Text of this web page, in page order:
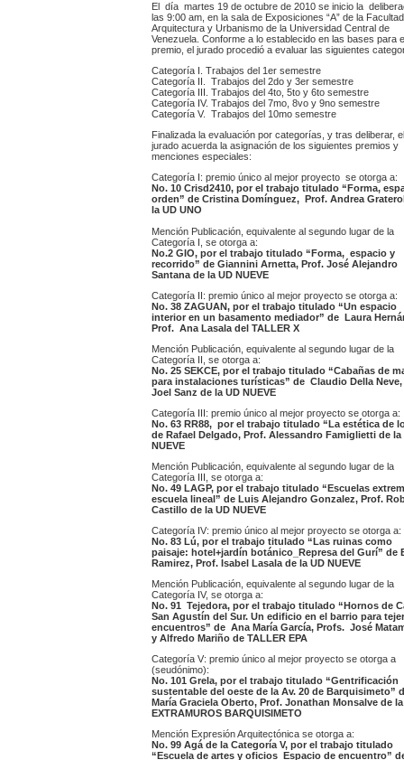
El día martes 19 de octubre de 2010 se inicio la
las 9:00 am, en la sala de Exposiciones “A” de la
Arquitectura y Urbanismo de la Universidad Central de
Venezuela. Conforme a lo establecido en las bases para
premio, el jurado procedió a evaluar las siguientes
Categoría I. Trabajos del 1er semestre
Categoría II. Trabajos del 2do y 3er semestre
Categoría III. Trabajos del 4to, 5to y 6to semestre
Categoría IV. Trabajos del 7mo, 8vo y 9no semestre
Categoría V. Trabajos del 10mo semestre
Finalizada la evaluación por categorías, y tras deliberar, el
jurado acuerda la asignación de los siguientes premios y
menciones especiales:
Categoría I: premio único al mejor proyecto se otorga a:
No. 10 Crisd2410, por el trabajo titulado “Forma,
orden” de Cristina Domínguez, Prof. Andrea
la UD UNO
Mención Publicación, equivalente al segundo lugar de la
Categoría I, se otorga a:
No.2 GIO, por el trabajo titulado “Forma, espacio y
recorrido” de Giannini Arnetta, Prof. José Alejandro
Santana de la UD NUEVE
Categoría II: premio único al mejor proyecto se otorga a:
No. 38 ZAGUAN, por el trabajo titulado “Un espacio
interior en un basamento mediador” de Laura
Prof. Ana Lasala del TALLER X
Mención Publicación, equivalente al segundo lugar de la
Categoría II, se otorga a:
No. 25 SEKCE, por el trabajo titulado “Cabañas de
para instalaciones turísticas” de Claudio Della Neve,
Joel Sanz de la UD NUEVE
Categoría III: premio único al mejor proyecto se otorga a:
No. 63 RR88, por el trabajo titulado “La estética de
de Rafael Delgado, Prof. Alessandro Famiglietti de la
NUEVE
Mención Publicación, equivalente al segundo lugar de la
Categoría III, se otorga a:
No. 49 LAGP, por el trabajo titulado “Escuelas
escuela lineal” de Luis Alejandro Gonzalez, Prof.
Castillo de la UD NUEVE
Categoría IV: premio único al mejor proyecto se otorga a:
No. 83 Lú, por el trabajo titulado “Las ruinas como
paisaje: hotel+jardín botánico_Represa del Gurí” de
Ramirez, Prof. Isabel Lasala de la UD NUEVE
Mención Publicación, equivalente al segundo lugar de la
Categoría IV, se otorga a:
No. 91 Tejedora, por el trabajo titulado “Hornos de
San Agustín del Sur. Un edificio en el barrio para tejer
encuentros” de Ana María García, Profs. José
y Alfredo Mariño de TALLER EPA
Categoría V: premio único al mejor proyecto se otorga a
(seudónimo):
No. 101 Grela, por el trabajo titulado “Gentrificación
sustentable del oeste de la Av. 20 de Barquisimeto”
María Graciela Oberto, Prof. Jonathan Monsalve de la
EXTRAMUROS BARQUISIMETO
Mención Expresión Arquitectónica se otorga a:
No. 99 Agá de la Categoría V, por el trabajo titulado
“Escuela de artes y oficios_Espacio de encuentro”